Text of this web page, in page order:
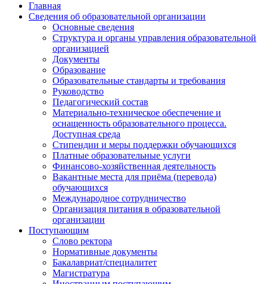
Главная
Сведения об образовательной организации
Основные сведения
Структура и органы управления образовательной
организацией
Документы
Образование
Образовательные стандарты и требования
Руководство
Педагогический состав
Материально-техническое обеспечение и
оснащенность образовательного процесса.
Доступная среда
Стипендии и меры поддержки обучающихся
Платные образовательные услуги
Финансово-хозяйственная деятельность
Вакантные места для приёма (перевода)
обучающихся
Международное сотрудничество
Организация питания в образовательной
организации
Поступающим
Слово ректора
Нормативные документы
Бакалавриат/специалитет
Магистратура